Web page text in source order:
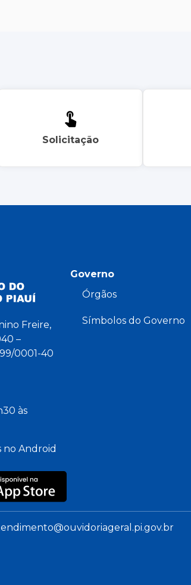
Solicitação
Freire,
–
0001-40
às
no Android
Governo
Órgãos
Símbolos do Governo